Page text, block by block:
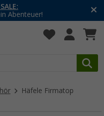
und Schuhe
20SSV
Häfele Firmatop